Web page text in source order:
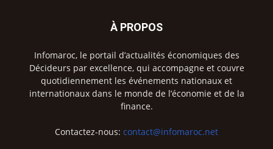
À PROPOS
Infomaroc, le portail d’actualités économiques des
Décideurs par excellence, qui accompagne et couvre
quotidiennement les événements nationaux et
internationaux dans le monde de l’économie et de la
finance.
Contactez-nous: contact@infomaroc.net